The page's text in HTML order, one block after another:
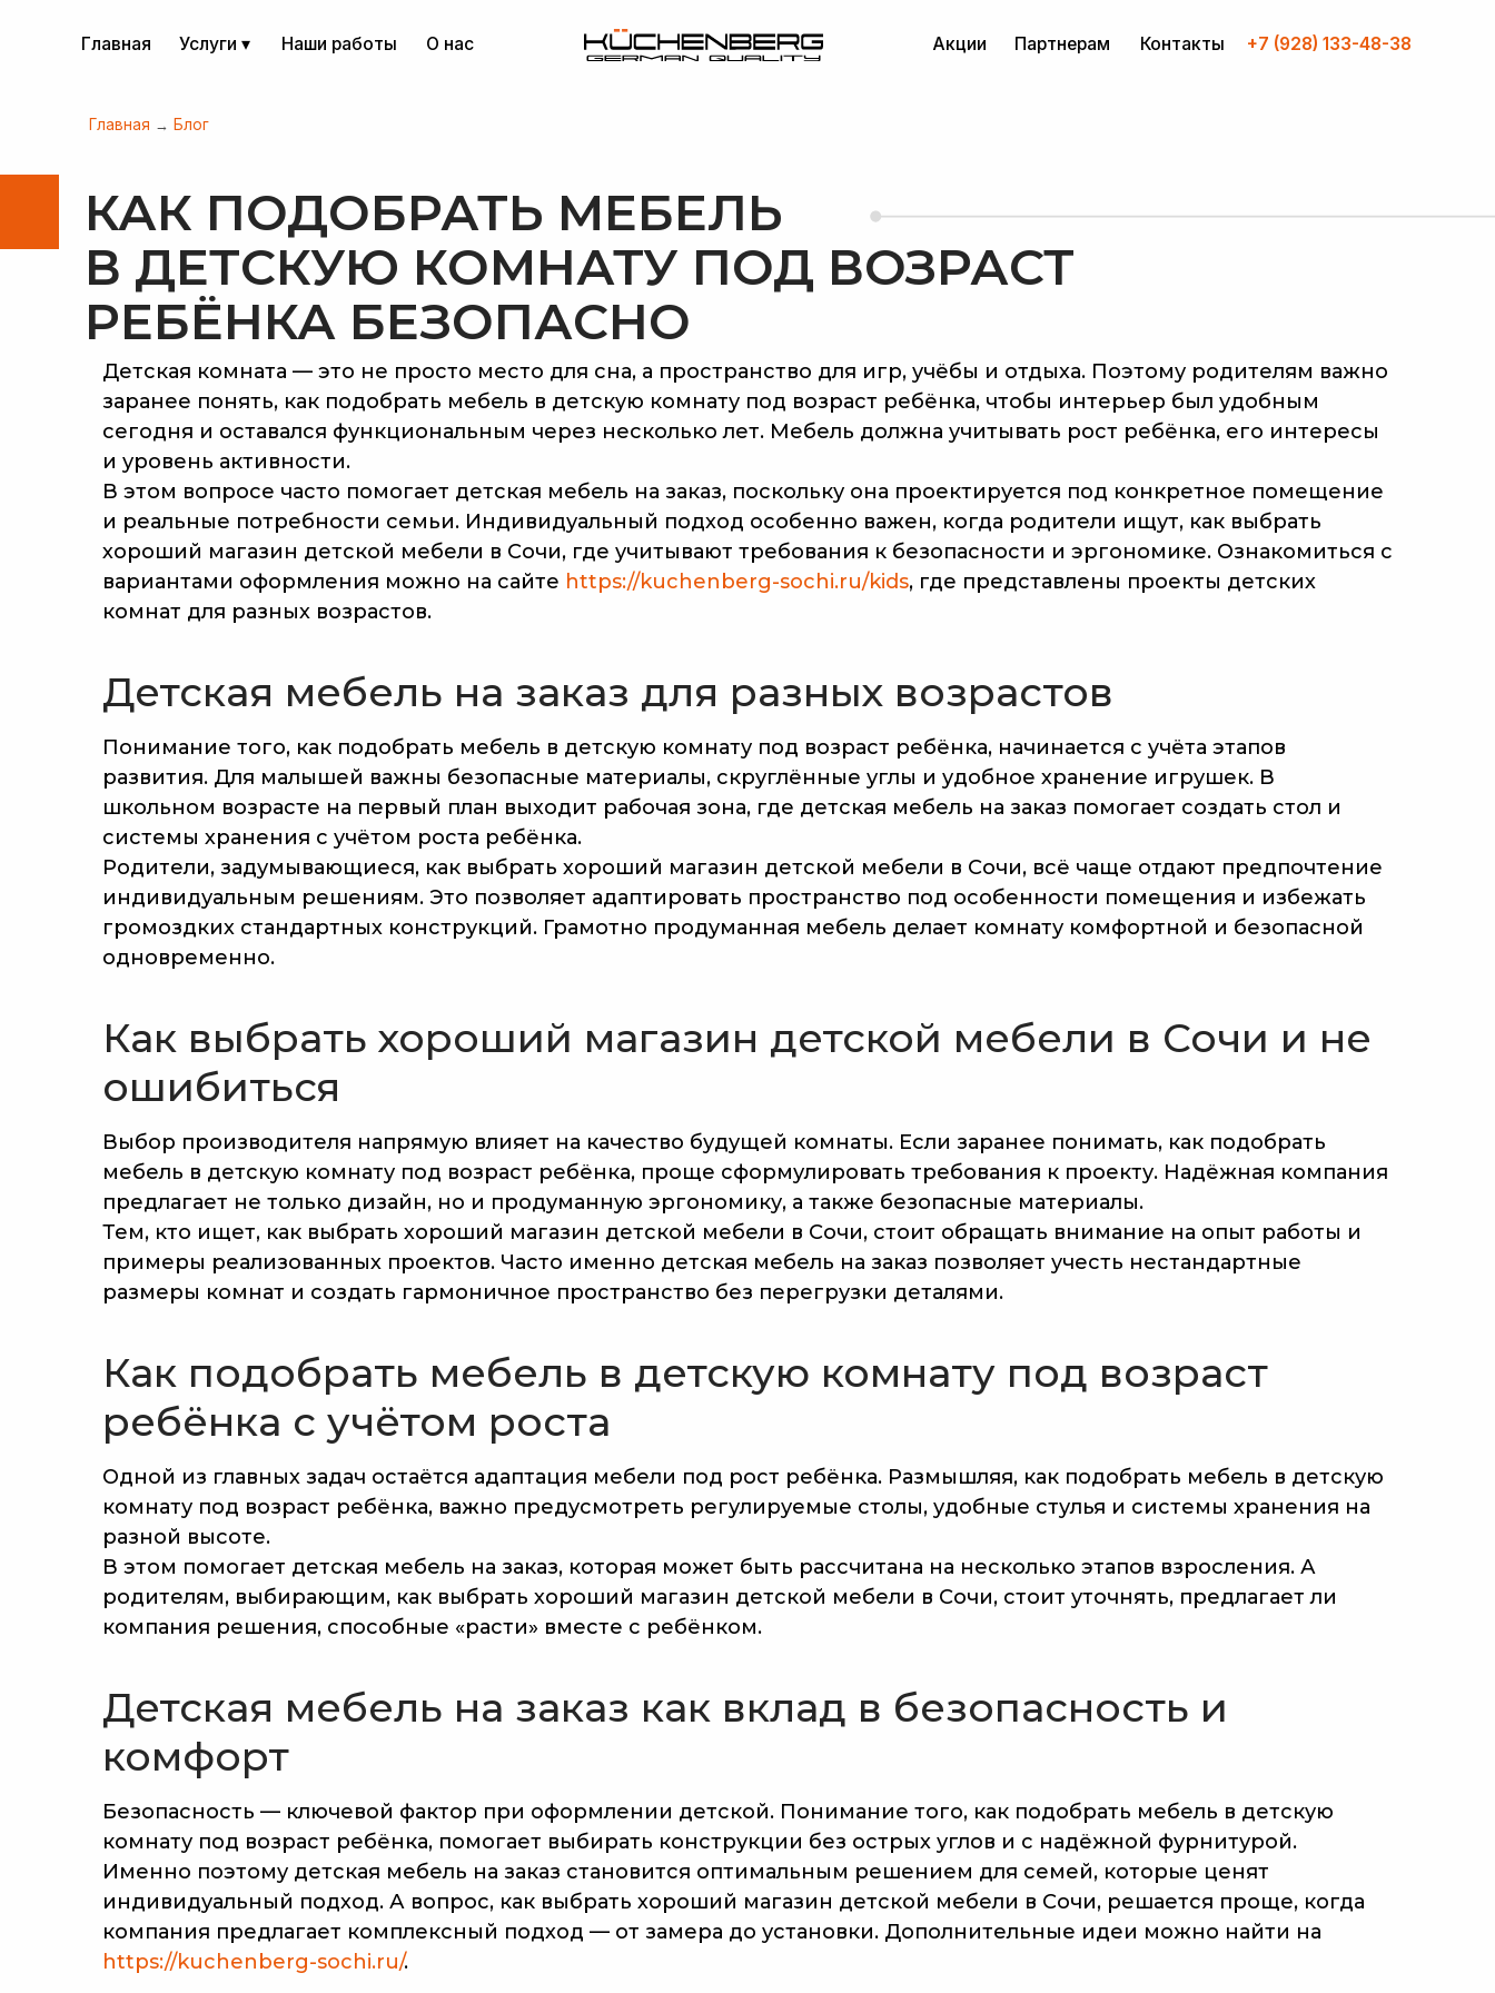
Наши работы
Главная Услуги ▾ О нас Партнерам Контакты +7 (928) 133-48-38
КАК ПОДОБРАТЬ МЕБЕЛЬ
В ДЕТСКУЮ КОМНАТУ ПОД ВОЗРАСТ
РЕБЁНКА БЕЗОПАСНО
Детская комната — это не просто место для сна, а пространство для игр, учёбы и отдыха. Поэтому родителям важно
заранее понять, как подобрать мебель в детскую комнату под возраст ребёнка, чтобы интерьер был удобным
сегодня и оставался функциональным через несколько лет. Мебель должна учитывать рост ребёнка, его интересы
и уровень активности.
В этом вопросе часто помогает детская мебель на заказ, поскольку она проектируется под конкретное помещение
и реальные потребности семьи. Индивидуальный подход особенно важен, когда родители ищут, как выбрать
хороший магазин детской мебели в Сочи, где учитывают требования к безопасности и эргономике. Ознакомиться с
вариантами оформления можно на сайте https://kuchenberg-sochi.ru/kids, где представлены проекты детских
комнат для разных возрастов.
Детская мебель на заказ для разных возрастов
Понимание того, как подобрать мебель в детскую комнату под возраст ребёнка, начинается с учёта этапов
развития. Для малышей важны безопасные материалы, скруглённые углы и удобное хранение игрушек. В
школьном возрасте на первый план выходит рабочая зона, где детская мебель на заказ помогает создать стол и
системы хранения с учётом роста ребёнка.
Родители, задумывающиеся, как выбрать хороший магазин детской мебели в Сочи, всё чаще отдают предпочтение
индивидуальным решениям. Это позволяет адаптировать пространство под особенности помещения и избежать
громоздких стандартных конструкций. Грамотно продуманная мебель делает комнату комфортной и безопасной
одновременно.
Как выбрать хороший магазин детской мебели в Сочи и не
ошибиться
Выбор производителя напрямую влияет на качество будущей комнаты. Если заранее понимать, как подобрать
мебель в детскую комнату под возраст ребёнка, проще сформулировать требования к проекту. Надёжная компания
предлагает не только дизайн, но и продуманную эргономику, а также безопасные материалы.
Тем, кто ищет, как выбрать хороший магазин детской мебели в Сочи, стоит обращать внимание на опыт работы и
примеры реализованных проектов. Часто именно детская мебель на заказ позволяет учесть нестандартные
размеры комнат и создать гармоничное пространство без перегрузки деталями.
Как подобрать мебель в детскую комнату под возраст
ребёнка с учётом роста
Одной из главных задач остаётся адаптация мебели под рост ребёнка. Размышляя, как подобрать мебель в детскую
комнату под возраст ребёнка, важно предусмотреть регулируемые столы, удобные стулья и системы хранения на
разной высоте.
В этом помогает детская мебель на заказ, которая может быть рассчитана на несколько этапов взросления. А
родителям, выбирающим, как выбрать хороший магазин детской мебели в Сочи, стоит уточнять, предлагает ли
компания решения, способные «расти» вместе с ребёнком.
Детская мебель на заказ как вклад в безопасность и
комфорт
Безопасность — ключевой фактор при оформлении детской. Понимание того, как подобрать мебель в детскую
комнату под возраст ребёнка, помогает выбирать конструкции без острых углов и с надёжной фурнитурой.
Именно поэтому детская мебель на заказ становится оптимальным решением для семей, которые ценят
индивидуальный подход. А вопрос, как выбрать хороший магазин детской мебели в Сочи, решается проще, когда
компания предлагает комплексный подход — от замера до установки. Дополнительные идеи можно найти на
https://kuchenberg-sochi.ru/.
КОНТАКТЫ:
+7 (928) 133-48-38
Главная
Услуги ▾
Наши работы
Акции
Партнерам
Контакты
Политика конфиденциальности
Разработка сайта
Все права защищены, 2025